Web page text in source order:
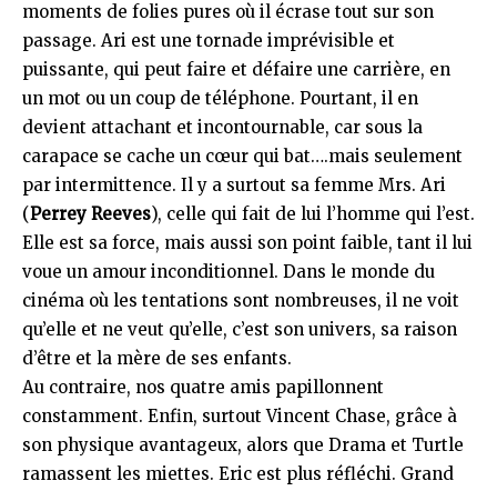
moments de folies pures où il écrase tout sur son
passage. Ari est une tornade imprévisible et
puissante, qui peut faire et défaire une carrière, en
un mot ou un coup de téléphone. Pourtant, il en
devient attachant et incontournable, car sous la
carapace se cache un cœur qui bat….mais seulement
par intermittence. Il y a surtout sa femme Mrs. Ari
(Perrey Reeves), celle qui fait de lui l’homme qui l’est.
Elle est sa force, mais aussi son point faible, tant il lui
voue un amour inconditionnel. Dans le monde du
cinéma où les tentations sont nombreuses, il ne voit
qu’elle et ne veut qu’elle, c’est son univers, sa raison
d’être et la mère de ses enfants.
Au contraire, nos quatre amis papillonnent
constamment. Enfin, surtout Vincent Chase, grâce à
son physique avantageux, alors que Drama et Turtle
ramassent les miettes. Eric est plus réfléchi. Grand